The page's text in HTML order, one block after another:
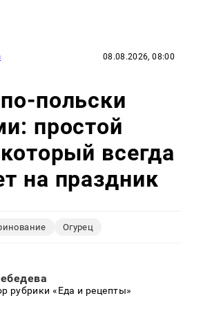
08.08.2026, 08:00
простой
всегда
на праздник
Огурец
рубрики «Еда и рецепты»